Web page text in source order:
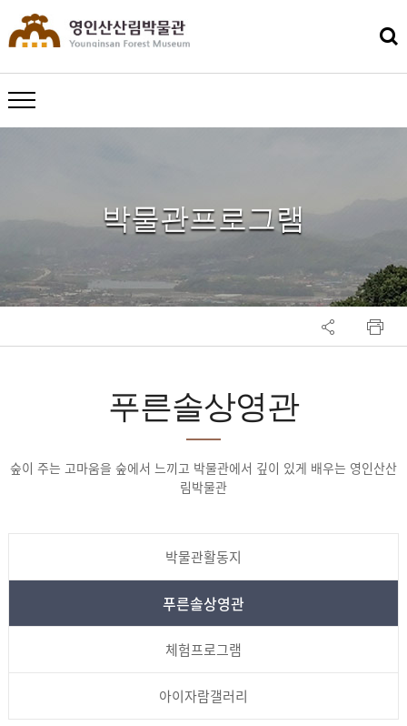
메뉴 열기
박물관프로그램
푸른솔상영관
숲이 주는 고마움을 숲에서 느끼고 박물관에서 깊이 있게 배우는 영인산산
림박물관
박물관활동지
푸른솔상영관
체험프로그램
아이자람갤러리